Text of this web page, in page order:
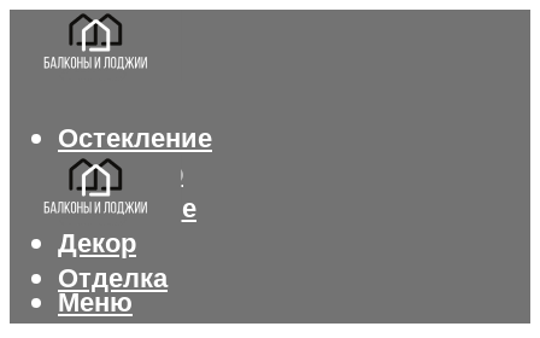
Остекление
Интерьер
Утепление
Декор
Отделка
Меню